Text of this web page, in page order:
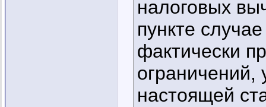
налоговых
пункте
фактически
ограничений,
настоящей